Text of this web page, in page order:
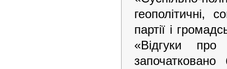
геополітичні,
партії і
«Відгуки